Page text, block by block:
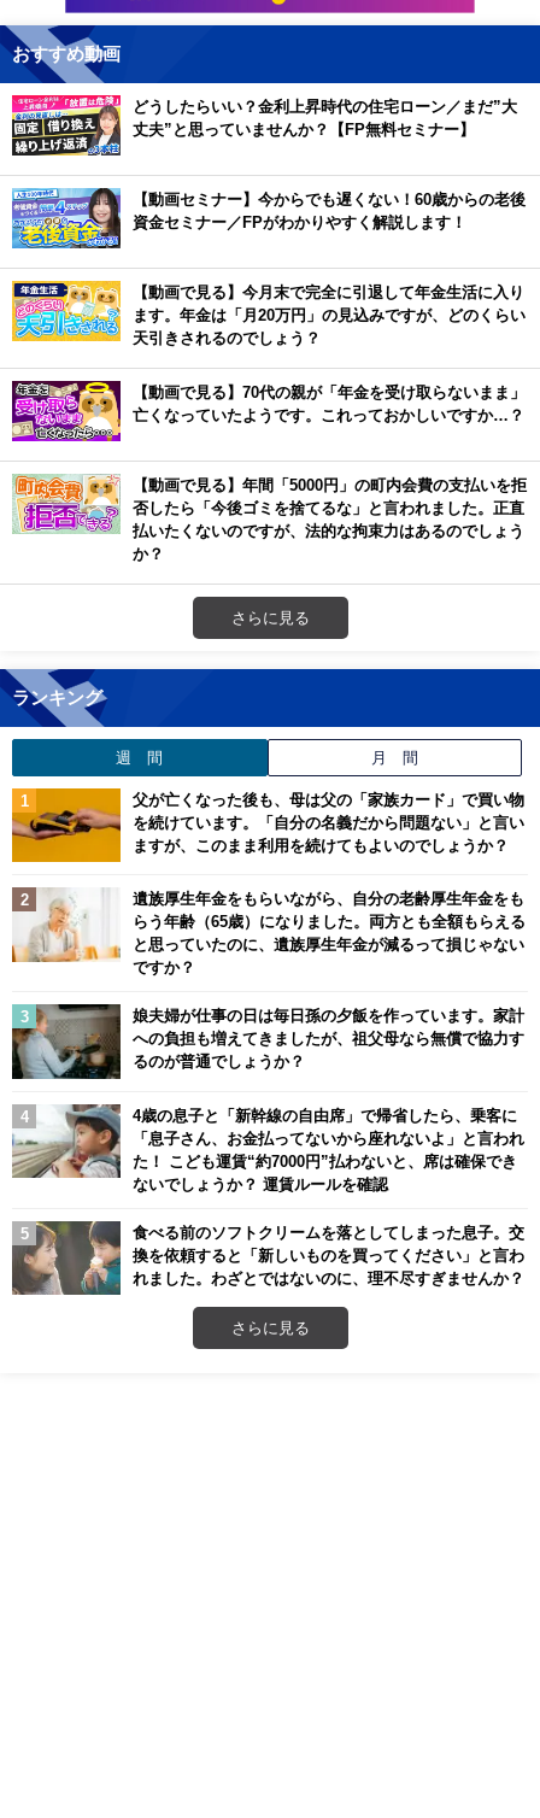
おすすめ動画
どうしたらいい？金利上昇時代の住宅ローン／まだ”大
丈夫”と思っていませんか？【FP無料セミナー】
【動画セミナー】今からでも遅くない！60歳からの老後
資金セミナー／FPがわかりやすく解説します！
【動画で見る】今月末で完全に引退して年金生活に入り
ます。年金は「月20万円」の見込みですが、どのくらい
天引きされるのでしょう？
【動画で見る】70代の親が「年金を受け取らないまま」
亡くなっていたようです。これっておかしいですか…？
【動画で見る】年間「5000円」の町内会費の支払いを拒
否したら「今後ゴミを捨てるな」と言われました。正直
払いたくないのですが、法的な拘束力はあるのでしょう
か？
さらに見る
ランキング
週 間 月 間
父が亡くなった後も、母は父の「家族カード」で買い物
を続けています。「自分の名義だから問題ない」と言い
ますが、このまま利用を続けてもよいのでしょうか？
遺族厚生年金をもらいながら、自分の老齢厚生年金をも
らう年齢（65歳）になりました。両方とも全額もらえる
と思っていたのに、遺族厚生年金が減るって損じゃない
ですか？
娘夫婦が仕事の日は毎日孫の夕飯を作っています。家計
への負担も増えてきましたが、祖父母なら無償で協力す
るのが普通でしょうか？
4歳の息子と「新幹線の自由席」で帰省したら、乗客に
「息子さん、お金払ってないから座れないよ」と言われ
た！ こども運賃“約7000円”払わないと、席は確保でき
ないでしょうか？ 運賃ルールを確認
食べる前のソフトクリームを落としてしまった息子。交
換を依頼すると「新しいものを買ってください」と言わ
れました。わざとではないのに、理不尽すぎませんか？
さらに見る